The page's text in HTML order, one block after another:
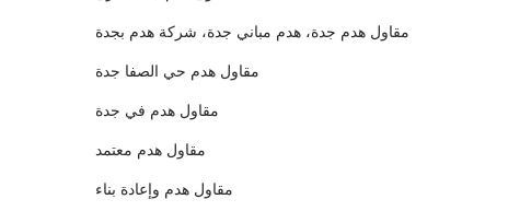
مقاول هدم جدة، هدم مباني جدة، شركة هدم بجدة
مقاول هدم حي الصفا جدة
مقاول هدم في جدة
مقاول هدم معتمد
مقاول هدم وإعادة بناء